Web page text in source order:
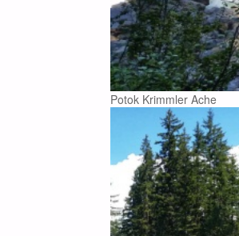
Potok Krimmler Ache